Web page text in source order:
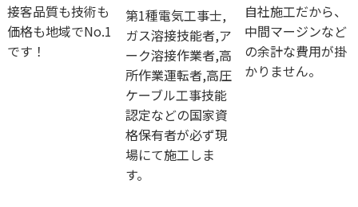
接客品質も技術も
価格も地域でNo.1
です！
第1種電気工事士,
ガス溶接技能者,ア
ーク溶接作業者,高
所作業運転者,高圧
ケーブル工事技能
認定などの国家資
格保有者が必ず現
場にて施工しま
す。
自社施工だから、
中間マージンなど
の余計な費用が掛
かりません。